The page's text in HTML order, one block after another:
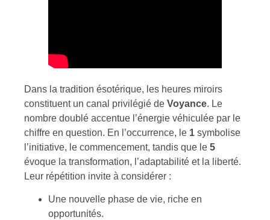
Dans la tradition ésotérique, les heures miroirs
constituent un canal privilégié de Voyance. Le
nombre doublé accentue l’énergie véhiculée par le
chiffre en question. En l’occurrence, le 1 symbolise
l’initiative, le commencement, tandis que le 5
évoque la transformation, l’adaptabilité et la liberté.
Leur répétition invite à considérer :
Une nouvelle phase de vie, riche en
opportunités.